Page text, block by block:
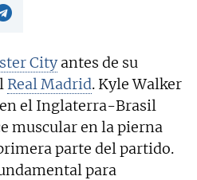
Cityantes de su
Real Madrid. Kyle Walker
el Inglaterra-Brasil
muscular en la pierna
parte del partido.
para